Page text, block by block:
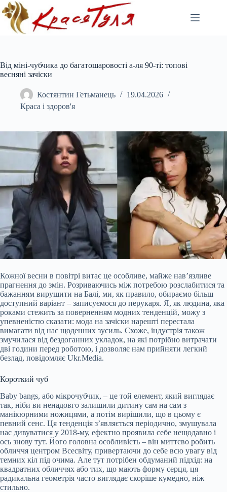
Перейти
до
вмісту
Від міні-чубчика до багатошаровості а-ля 90-ті: топові
весняні зачіски
Костянтин Гетьманець
19.04.2026
Краса і здоров'я
Кожної весни в повітрі витає це особливе, майже нав’язливе
прагнення до змін. Розриваючись між потребою розслабитися та
бажанням вирушити на Балі, ми, як правило, обираємо більш
доступний варіант – записуємося до перукаря. Я, як людина, яка
роками стежить за поверненням модних тенденцій, можу з
упевненістю сказати: мода на зачіски нарешті перестала
вимагати від нас щоденних зусиль. Схоже, індустрія також
змучилася від бездоганних укладок, на які потрібно витрачати
дві години перед роботою, і дозволяє нам прийняти легкий
безлад, повідомляє Ukr.Media.
Короткий чуб
Baby bangs, або мікрочубчик, – це той елемент, який виглядає
так, ніби ви ненадовго залишили дитину сам на сам з
манікюрними ножицями, а потім вирішили, що в цьому є
певний сенс. Ця тенденція з’являється періодично, змушувала
нас дивуватися у 2018-му, ефектно проявила себе нещодавно і
ось знову тут. Його головна особливість – він миттєво робить
обличчя центром Всесвіту, привертаючи до себе всю увагу від
темних кіл під очима. Але тут потрібен обдуманий підхід: на
квадратних обличчях або тих, що мають форму серця, ця
радикальна геометрія часто виглядає скоріше кумедно, ніж
стильно.